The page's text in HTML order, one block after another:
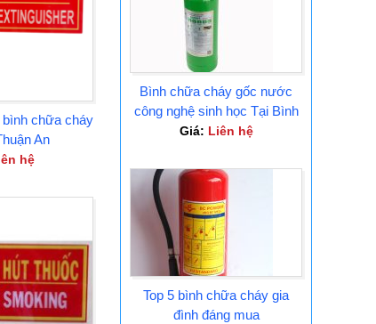
bình chữa cháy
An
hệ
Bình chữa cháy gốc nước
công nghệ sinh học Tại Bình
Dương
Giá: Liên hệ
Top 5 bình chữa cháy gia
đình đáng mua